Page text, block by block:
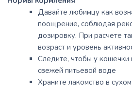
Давайте любимцу как
поощрение, соблюдая
дозировку. При расчете
возраст и уровень
Следите, чтобы у кошечки
свежей питьевой воде
Храните лакомство в